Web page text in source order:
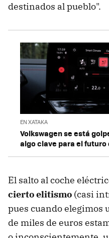
destinados al pueblo".
EN XATAKA
Volkswagen se está
algo clave para el
El salto al coche
cierto elitismo (casi
pues cuando elegimos
de miles de euros